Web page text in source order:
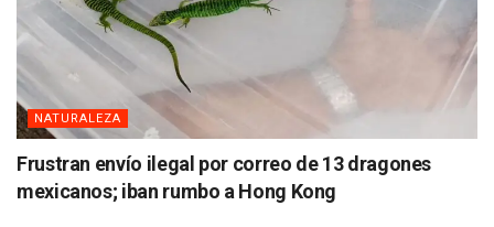
NATURALEZA
Frustran envío ilegal por correo de 13 dragones
mexicanos; iban rumbo a Hong Kong